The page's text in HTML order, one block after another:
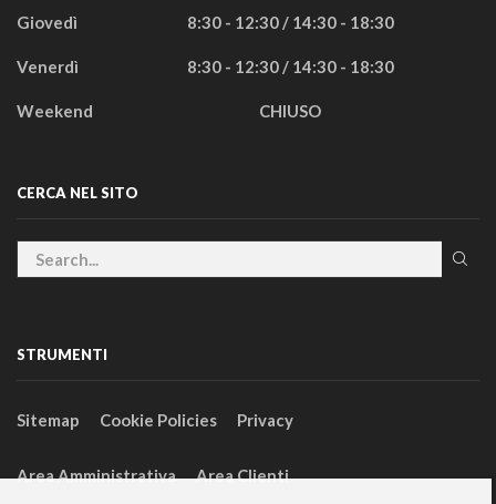
Giovedì 8:30 - 12:30 / 14:30 - 18:30
Venerdì 8:30 - 12:30 / 14:30 - 18:30
Weekend CHIUSO
CERCA NEL SITO
STRUMENTI
Sitemap Cookie Policies Privacy
Area Amministrativa Area Clienti